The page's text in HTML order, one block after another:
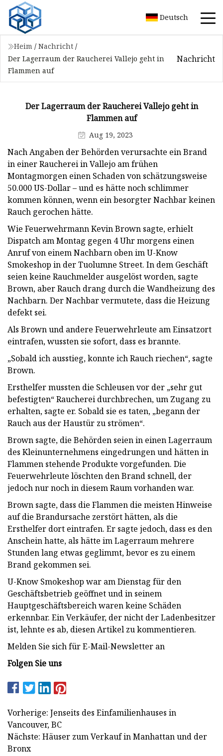
Deutsch
Heim / Nachricht /
Der Lagerraum der Raucherei Vallejo geht in
Flammen auf
Nachricht
Der Lagerraum der Raucherei Vallejo geht in
Flammen auf
Aug 19, 2023
Nach Angaben der Behörden verursachte ein Brand
in einer Raucherei in Vallejo am frühen
Montagmorgen einen Schaden von schätzungsweise
50.000 US-Dollar – und es hätte noch schlimmer
kommen können, wenn ein besorgter Nachbar keinen
Rauch gerochen hätte.
Wie Feuerwehrmann Kevin Brown sagte, erhielt
Dispatch am Montag gegen 4 Uhr morgens einen
Anruf von einem Nachbarn oben im U-Know
Smokeshop in der Tuolumne Street. In dem Geschäft
seien keine Rauchmelder ausgelöst worden, sagte
Brown, aber Rauch drang durch die Wandheizung des
Nachbarn. Der Nachbar vermutete, dass die Heizung
defekt sei.
Als Brown und andere Feuerwehrleute am Einsatzort
eintrafen, wussten sie sofort, dass es brannte.
„Sobald ich ausstieg, konnte ich Rauch riechen“, sagte
Brown.
Ersthelfer mussten die Schleusen vor der „sehr gut
befestigten“ Raucherei durchbrechen, um Zugang zu
erhalten, sagte er. Sobald sie es taten, „begann der
Rauch aus der Haustür zu strömen“.
Brown sagte, die Behörden seien in einen Lagerraum
des Kleinunternehmens eingedrungen und hätten in
Flammen stehende Produkte vorgefunden. Die
Feuerwehrleute löschten den Brand schnell, der
jedoch nur noch in diesem Raum vorhanden war.
Brown sagte, dass die Flammen die meisten Hinweise
auf die Brandursache zerstört hätten, als die
Ersthelfer dort eintrafen. Er sagte jedoch, dass es den
Anschein hatte, als hätte im Lagerraum mehrere
Stunden lang etwas geglimmt, bevor es zu einem
Brand gekommen sei.
U-Know Smokeshop war am Dienstag für den
Geschäftsbetrieb geöffnet und in seinem
Hauptgeschäftsbereich waren keine Schäden
erkennbar. Ein Verkäufer, der nicht der Ladenbesitzer
ist, lehnte es ab, diesen Artikel zu kommentieren.
Melden Sie sich für E-Mail-Newsletter an
Folgen Sie uns
Vorherige: Jenseits des Einfamilienhauses in
Vancouver, BC
Nächste: Häuser zum Verkauf in Manhattan und der
Bronx